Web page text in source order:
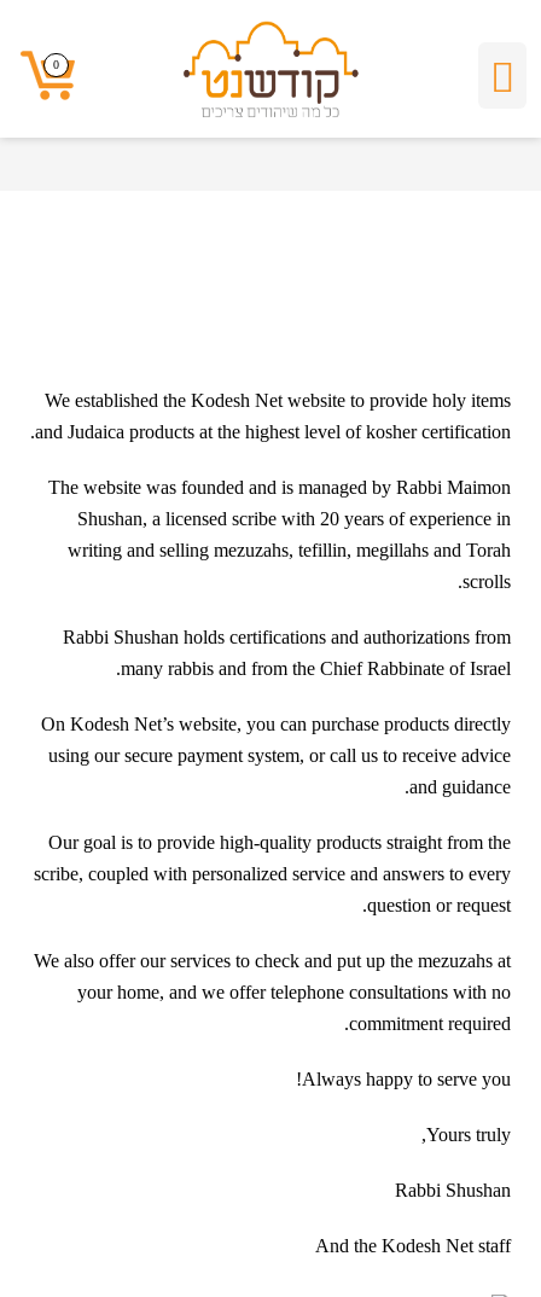
0 About Us
We established the Kodesh Net website to provide holy items
and Judaica products at the highest level of kosher certification.
The website was founded and is managed by Rabbi Maimon
Shushan, a licensed scribe with 20 years of experience in
writing and selling mezuzahs, tefillin, megillahs and Torah
scrolls.
Rabbi Shushan holds certifications and authorizations from
many rabbis and from the Chief Rabbinate of Israel.
On Kodesh Net’s website, you can purchase products directly
using our secure payment system, or call us to receive advice
and guidance.
Our goal is to provide high-quality products straight from the
scribe, coupled with personalized service and answers to every
question or request.
We also offer our services to check and put up the mezuzahs at
your home, and we offer telephone consultations with no
commitment required.
Always happy to serve you!
Yours truly,
Rabbi Shushan
And the Kodesh Net staff
0